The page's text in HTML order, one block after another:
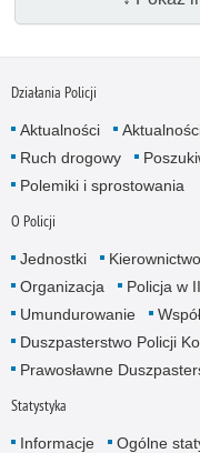
Działania Policji
Aktualności
Ruch drogowy
Polemiki i sprostowania
O Policji
Jednostki Kierownictwo
Organizacja
Policja w
Umundurowanie
Duszpasterstwo Policji
Prawosławne
Statystyka
Informacje Ogólne